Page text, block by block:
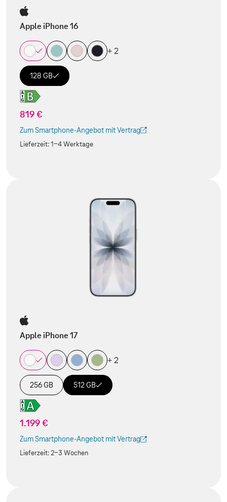
Apple iPhone 16
+ 2
128 GB
819 €
Zum Smartphone-Angebot mit Vertrag
(Der Link wird in einem neuen Tab geöffnet)
Lieferzeit:1-4 Werktage
Apple iPhone 17
+ 2
256 GB 512 GB
1.199 €
Zum Smartphone-Angebot mit Vertrag
(Der Link wird in einem neuen Tab geöffnet)
Lieferzeit:2-3 Wochen